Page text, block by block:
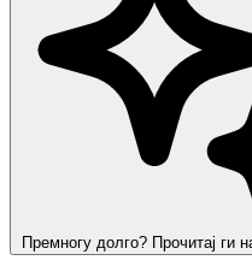
Премногу долго? Прочитај ги